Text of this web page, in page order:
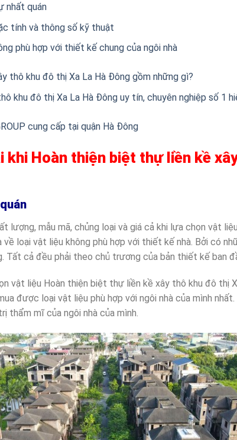
nhất quán
tính và thông số kỹ thuật
phù hợp với thiết kế chung của ngôi nhà
thô khu đô thị Xa La Hà Đông gồm những gì?
khu đô thị Xa La Hà Đông uy tín, chuyên nghiệp số 1
cung cấp tại quận Hà Đông
khi Hoàn thiện biệt thự liền kề
lượng, mẫu mã, chủng loại và giá cả khi lựa chọn vật
loại vật liệu không phù hợp với thiết kế nhà. Bởi có
Tất cả đều phải theo chủ trương của bản thiết kế ban
vật liệu Hoàn thiện biệt thự liền kề xây thô khu đô thị
được loại vật liệu phù hợp với ngôi nhà của mình
thẩm mĩ của ngôi nhà của mình.